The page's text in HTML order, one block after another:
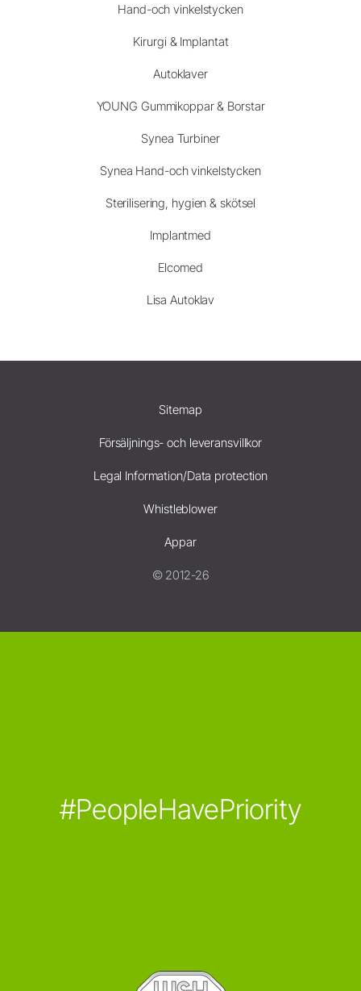
Hand-och vinkelstycken
Kirurgi & Implantat
Autoklaver
YOUNG Gummikoppar & Borstar
Synea Turbiner
Synea Hand-och vinkelstycken
Sterilisering, hygien & skötsel
Implantmed
Elcomed
Lisa Autoklav
Sitemap
Försäljnings- och leveransvillkor
Legal Information/Data protection
Whistleblower
Appar
© 2012-26
#PeopleHavePriority